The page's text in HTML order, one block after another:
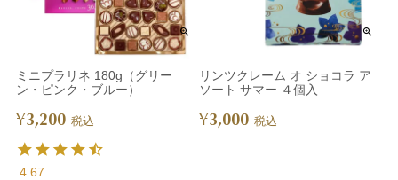
ミニプラリネ 180g（グリー
ン・ピンク・ブルー）
¥3,200 税込
4.67
リンツクレーム オ ショコラ ア
ソート サマー ４個入
¥3,000 税込